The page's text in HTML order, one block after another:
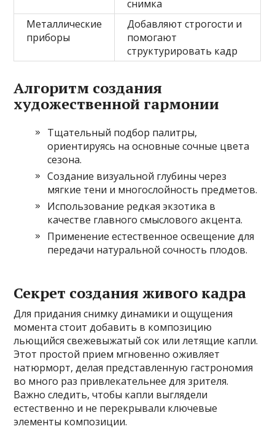
снимка
Металлические
приборы
Добавляют строгости и
помогают
структурировать кадр
Алгоритм создания
художественной гармонии
Тщательный подбор палитры,
ориентируясь на основные сочные цвета
сезона.
Создание визуальной глубины через
мягкие тени и многослойность предметов.
Использование редкая экзотика в
качестве главного смыслового акцента.
Применение естественное освещение для
передачи натуральной сочность плодов.
Секрет создания живого кадра
Для придания снимку динамики и ощущения
момента стоит добавить в композицию
льющийся свежевыжатый сок или летящие капли.
Этот простой прием мгновенно оживляет
натюрморт, делая представленную гастрономия
во много раз привлекательнее для зрителя.
Важно следить, чтобы капли выглядели
естественно и не перекрывали ключевые
элементы композиции.